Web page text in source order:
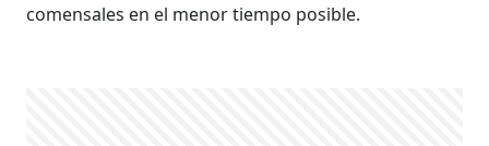
comensales en el menor tiempo posible.